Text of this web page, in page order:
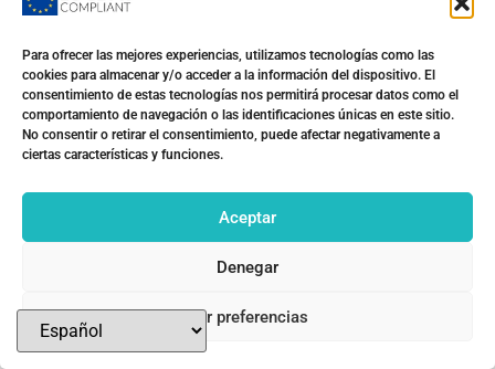
Para ofrecer las mejores experiencias, utilizamos tecnologías como las
cookies para almacenar y/o acceder a la información del dispositivo. El
consentimiento de estas tecnologías nos permitirá procesar datos como el
comportamiento de navegación o las identificaciones únicas en este sitio.
No consentir o retirar el consentimiento, puede afectar negativamente a
ciertas características y funciones.
Aceptar
Denegar
Ver preferencias
R&D et al. © 2026
Foto portada en decidim.forosocial.org: CC by-nc-nd
Fotomovimiento Xavi Ariza,Barcelona_Joanna
Política de privacidad